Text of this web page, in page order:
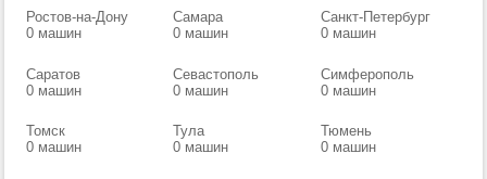
Ростов-на-Дону
0 машин
Самара
0 машин
Санкт-Петербург
0 машин
Саратов
0 машин
Севастополь
0 машин
Симферополь
0 машин
Томск
0 машин
Тула
0 машин
Тюмень
0 машин